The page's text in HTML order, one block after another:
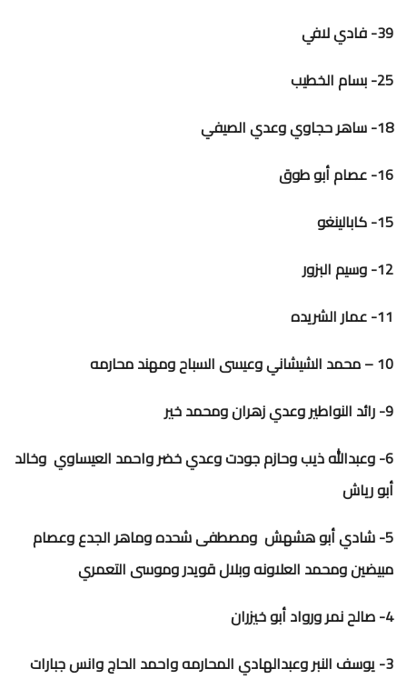
39- فادي لافي
25- بسام الخطيب
18- ساهر حجاوي وعدي الصيفي
16- عصام أبو طوق
15- كابالينغو
12- وسيم البزور
11- عمار الشريده
10 – محمد الشيشاني وعيسى السباح ومهند محارمه
9- رائد النواطير وعدي زهران ومحمد خير
6- وعبدالله ذيب وحازم جودت وعدي خضر واحمد العيساوي وخالد
أبو رياش
5- شادي أبو هشهش ومصطفى شحده وماهر الجدع وعصام
مبيضين ومحمد العلاونه وبلال قويدر وموسى التعمري
4- صالح نمر ورواد أبو خيزران
3- يوسف النبر وعبدالهادي المحارمه واحمد الحاج وانس جبارات